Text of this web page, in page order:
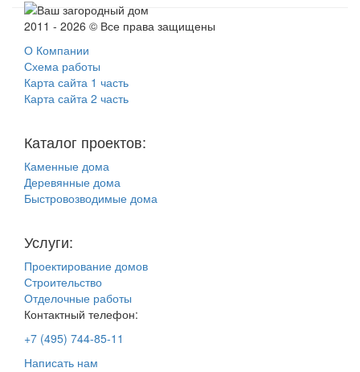
2011 - 2026 © Все права защищены
О Компании
Схема работы
Карта сайта 1 часть
Карта сайта 2 часть
Каталог проектов:
Каменные дома
Деревянные дома
Быстровозводимые дома
Услуги:
Проектирование домов
Строительство
Отделочные работы
Контактный телефон:
+7 (495) 744-85-11
Написать нам